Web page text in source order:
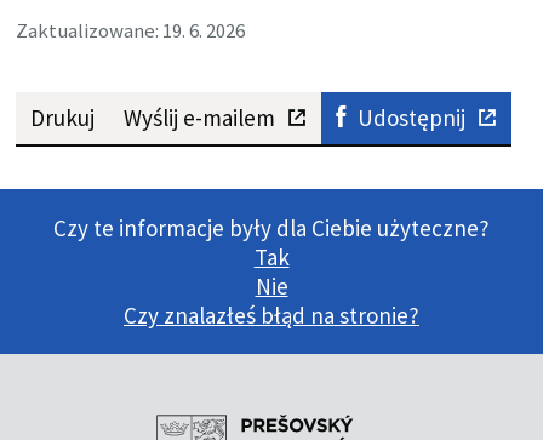
Zaktualizowane: 19. 6. 2026
Drukuj Wyślij e-mailem Udostępnij
Czy te informacje były dla Ciebie użyteczne?
Tak
Nie
Czy znalazłeś błąd na stronie?